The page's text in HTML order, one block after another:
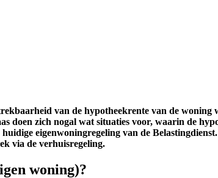
van de hypotheekrente van de
doen zich nogal wat situaties voor, waarin de
eigenwoningregeling van de
via de verhuisregeling.
woning)?